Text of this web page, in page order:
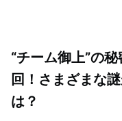
“チーム御上”の
回！さまざまな
は？